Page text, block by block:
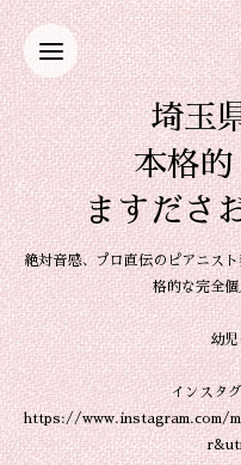
埼玉
本格
ますださ
絶対音感、プロ直伝のピアニス
格的な完全
幼児
インスタ
https://www.instagram.com/